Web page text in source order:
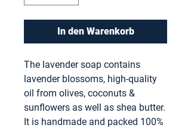
In den Warenkorb
The lavender soap contains
lavender blossoms, high-quality
oil from olives, coconuts &
sunflowers as well as shea butter.
It is handmade and packed 100%